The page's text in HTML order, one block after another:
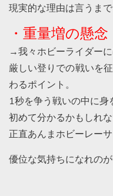
現実的な理由は言うま
・重量増の懸念
→我々ホビーライダーに
厳しい登りでの戦いを
わるポイント。
1秒を争う戦いの中に身
初めて分かるかもしれな
正直あんまホビーレー
優位な気持ちになれの